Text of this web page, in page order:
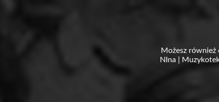
Możesz
NIna